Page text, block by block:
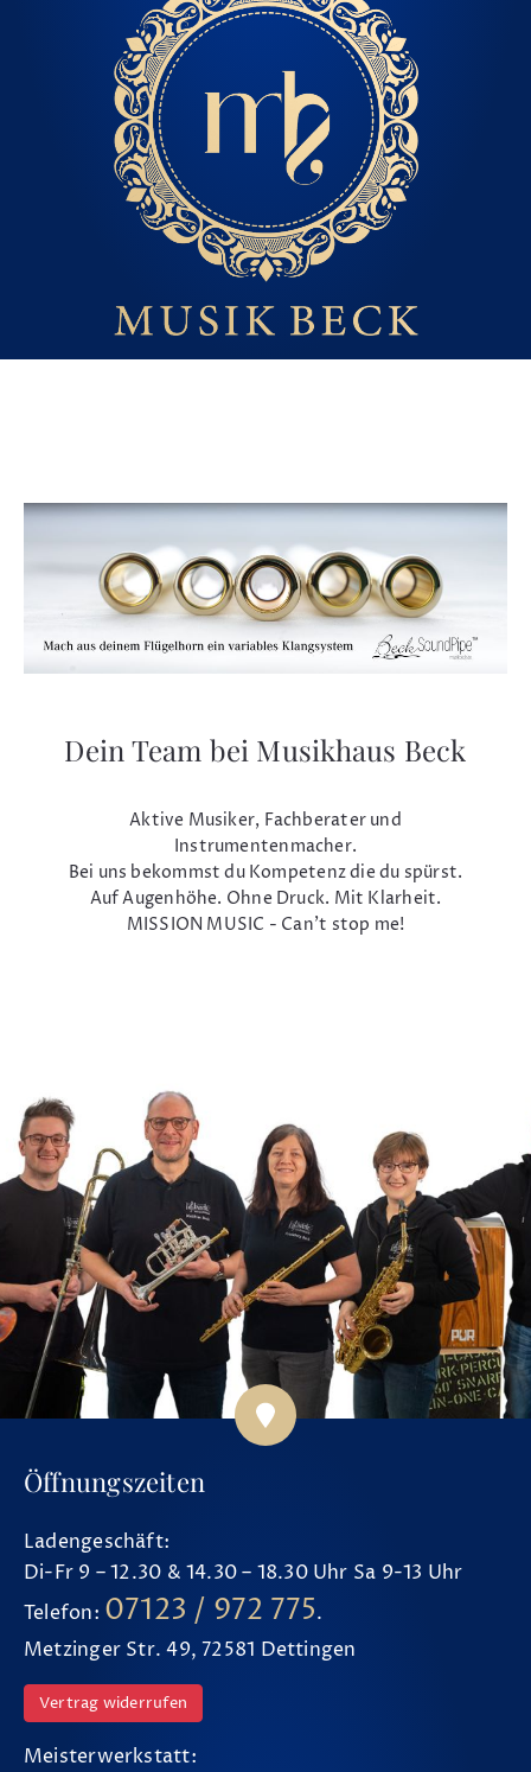
Dein Team bei Musikhaus Beck
Aktive Musiker, Fachberater und
Instrumentenmacher.
Bei uns bekommst du Kompetenz die du spürst.
Auf Augenhöhe. Ohne Druck. Mit Klarheit.
MISSION MUSIC - Can't stop me!
Öffnungszeiten
Ladengeschäft:
Di-Fr 9 – 12.30 & 14.30 – 18.30 Uhr Sa 9-13 Uhr
Telefon: 07123 / 972 775.
Metzinger Str. 49, 72581 Dettingen
Vertrag widerrufen
Meisterwerkstatt: